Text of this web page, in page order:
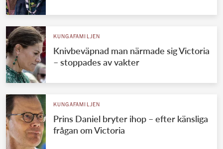
KUNGAFAMILJEN
Knivbeväpnad man närmade sig Victoria
– stoppades av vakter
KUNGAFAMILJEN
Prins Daniel bryter ihop – efter känsliga
frågan om Victoria